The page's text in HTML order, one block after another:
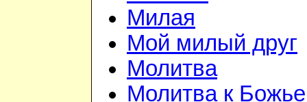
Милая
Мой милый друг
Молитва
Молитва к